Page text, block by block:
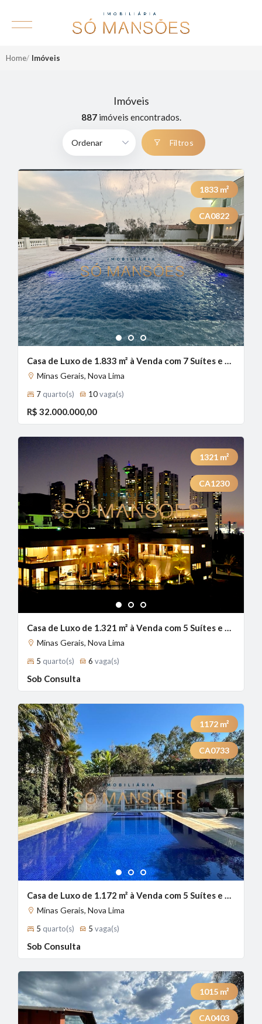
Home Imóveis
Imóveis
887imóveis encontrados.
Filtros
1 2 3
1833 m²
CA0822
Casa de Luxo de 1.833 m² à Venda com 7 Suítes e Piscina Aquecida no Lagoa do Miguelão, Nova Lima - MG
Minas Gerais, Nova Lima
7 quarto(s) 10vaga(s)
R$ 32.000.000,00
1 2 3
1321 m²
CA1230
Casa de Luxo de 1.321 m² à Venda com 5 Suítes e Vista Panorâmica no Condomínio Village Terrasse, Nova Lima - MG
Minas Gerais, Nova Lima
5 quarto(s) 6 vaga(s)
Sob Consulta
1 2 3
1172 m²
CA0733
Casa de Luxo de 1.172 m² à Venda com 5 Suítes e Vista Panorâmica no Riviera, Nova Lima - MG
Minas Gerais, Nova Lima
5 quarto(s) 5 vaga(s)
Sob Consulta
1015 m²
CA0403